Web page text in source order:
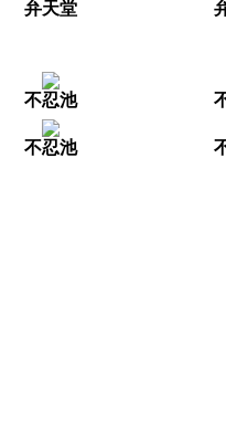
弁天堂
不忍池
不忍池